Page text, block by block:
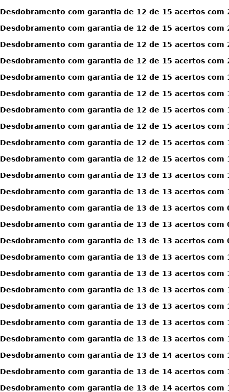
Desdobramento com garantia de 12 de 15 acertos com
Desdobramento com garantia de 12 de 15 acertos com
Desdobramento com garantia de 12 de 15 acertos com
Desdobramento com garantia de 12 de 15 acertos com
Desdobramento com garantia de 12 de 15 acertos com
Desdobramento com garantia de 12 de 15 acertos com
Desdobramento com garantia de 12 de 15 acertos com
Desdobramento com garantia de 12 de 15 acertos com
Desdobramento com garantia de 12 de 15 acertos com
Desdobramento com garantia de 12 de 15 acertos com
Desdobramento com garantia de 13 de 13 acertos com
Desdobramento com garantia de 13 de 13 acertos com
Desdobramento com garantia de 13 de 13 acertos com
Desdobramento com garantia de 13 de 13 acertos com
Desdobramento com garantia de 13 de 13 acertos com
Desdobramento com garantia de 13 de 13 acertos com
Desdobramento com garantia de 13 de 13 acertos com
Desdobramento com garantia de 13 de 13 acertos com
Desdobramento com garantia de 13 de 13 acertos com
Desdobramento com garantia de 13 de 13 acertos com
Desdobramento com garantia de 13 de 13 acertos com
Desdobramento com garantia de 13 de 14 acertos com
Desdobramento com garantia de 13 de 14 acertos com
Desdobramento com garantia de 13 de 14 acertos com